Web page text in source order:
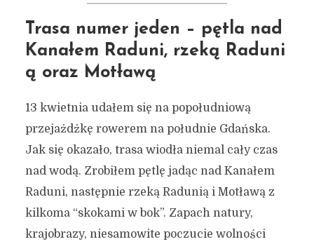
Trasa numer jeden – pętla nad
Kanałem Raduni, rzeką Raduni
ą oraz Motławą
13 kwietnia udałem się na popołudniową
przejażdżkę rowerem na południe Gdańska.
Jak się okazało, trasa wiodła niemal cały czas
nad wodą. Zrobiłem pętlę jadąc nad Kanałem
Raduni, następnie rzeką Radunią i Motławą z
kilkoma “skokami w bok”. Zapach natury,
krajobrazy, niesamowite poczucie wolności